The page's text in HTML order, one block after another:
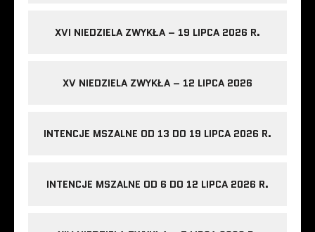
XVI NIEDZIELA ZWYKŁA – 19 LIPCA 2026 R.
XV NIEDZIELA ZWYKŁA – 12 LIPCA 2026
INTENCJE MSZALNE OD 13 DO 19 LIPCA 2026 R.
INTENCJE MSZALNE OD 6 DO 12 LIPCA 2026 R.